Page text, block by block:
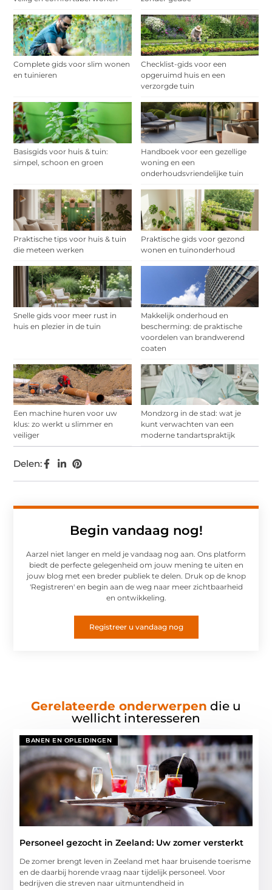
Complete gids voor slim wonen
en tuinieren
Checklist-gids voor een
opgeruimd huis en een
verzorgde tuin
Basisgids voor huis & tuin:
simpel, schoon en groen
Handboek voor een gezellige
woning en een
onderhoudsvriendelijke tuin
Praktische tips voor huis & tuin
die meteen werken
Praktische gids voor gezond
wonen en tuinonderhoud
Snelle gids voor meer rust in
huis en plezier in de tuin
Makkelijk onderhoud en
bescherming: de praktische
voordelen van brandwerend
coaten
Een machine huren voor uw
klus: zo werkt u slimmer en
veiliger
Mondzorg in de stad: wat je
kunt verwachten van een
moderne tandartspraktijk
Begin vandaag nog!
Aarzel niet langer en meld je vandaag nog aan. Ons platform
biedt de perfecte gelegenheid om jouw mening te uiten en
jouw blog met een breder publiek te delen. Druk op de knop
'Registreren' en begin aan de weg naar meer zichtbaarheid
en ontwikkeling.
Registreer u vandaag nog
Delen:
Gerelateerde onderwerpen die u
wellicht interesseren
BANEN EN OPLEIDINGEN
Personeel gezocht in Zeeland: Uw zomer versterkt
De zomer brengt leven in Zeeland met haar bruisende toerisme
en de daarbij horende vraag naar tijdelijk personeel. Voor
bedrijven die streven naar uitmuntendheid in